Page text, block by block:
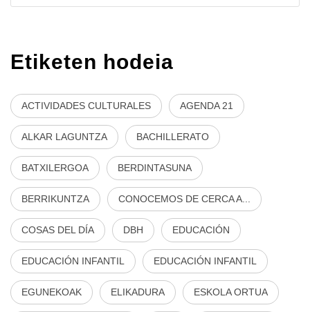
Etiketen hodeia
ACTIVIDADES CULTURALES AGENDA 21
ALKAR LAGUNTZA BACHILLERATO
BATXILERGOA BERDINTASUNA
BERRIKUNTZA CONOCEMOS DE CERCA A...
COSAS DEL DÍA DBH EDUCACIÓN
EDUCACIÓN INFANTIL EDUCACIÓN INFANTIL
EGUNEKOAK ELIKADURA ESKOLA ORTUA